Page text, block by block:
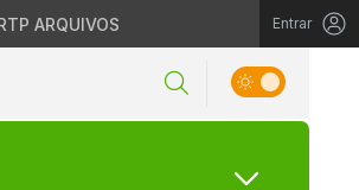
ARQUIVOS Entrar